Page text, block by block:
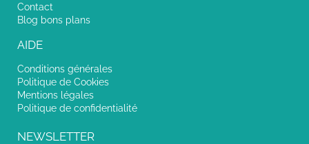
Contact
Blog bons plans
AIDE
Conditions générales
Politique de Cookies
Mentions légales
Politique de confidentialité
NEWSLETTER